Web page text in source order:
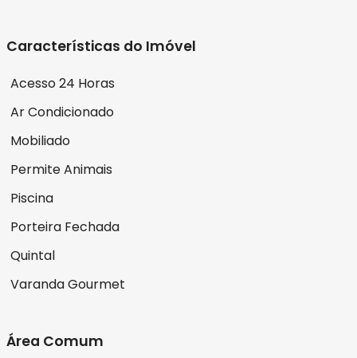
Características do Imóvel
Acesso 24 Horas
Ar Condicionado
Mobiliado
Permite Animais
Piscina
Porteira Fechada
Quintal
Varanda Gourmet
Área Comum